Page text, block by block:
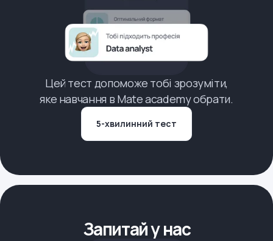
Цей тест допоможе тобі зрозуміти,
яке навчання в Mate academy обрати.
5-хвилинний тест
Запитай у нас